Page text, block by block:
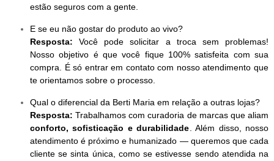
estão seguros com a gente.
E se eu não gostar do produto ao vivo?
Resposta: Você pode solicitar a troca sem problemas!
Nosso objetivo é que você fique 100% satisfeita com sua
compra. É só entrar em contato com nosso atendimento que
te orientamos sobre o processo.
Qual o diferencial da Berti Maria em relação a outras lojas?
Resposta: Trabalhamos com curadoria de marcas que aliam
conforto, sofisticação e durabilidade. Além disso, nosso
atendimento é próximo e humanizado — queremos que cada
cliente se sinta única, como se estivesse sendo atendida na